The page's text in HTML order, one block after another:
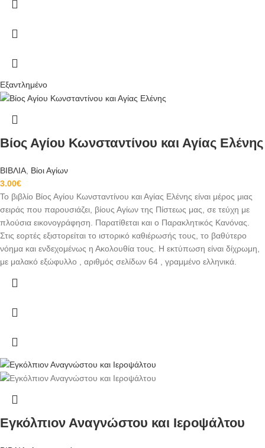
Εξαντλημένο
Βίος Αγίου Κωνσταντίνου και Αγίας Ελένης
ΒΙΒΛΙΑ, Βίοι Αγίων
3.00€
Το βιβλίο Βίος Αγίου Κωνσταντίνου και Αγίας Ελένης είναι μέρος μιας
σειράς που παρουσιάζει, βίους Αγίων της Πίστεως μας, σε τεύχη με
πλούσια εικονογράφηση. Παρατίθεται και ο Παρακλητικός Κανόνας.
Στις εορτές εξιστορείται το ιστορικό καθιέρωσής τους, το βαθύτερο
νόημα και ενδεχομένως η Ακολουθία τους. Η εκτύπωση είναι δίχρωμη,
με μαλακό εξώφυλλο , αριθμός σελίδων 64 , γραμμένο ελληνικά.
Εγκόλπιον Αναγνώστου και Ιεροψάλτου